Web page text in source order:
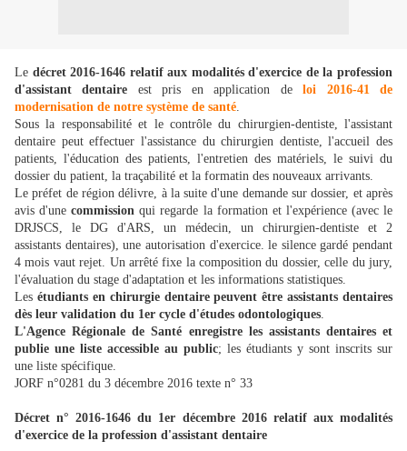
Le décret 2016-1646 relatif aux modalités d'exercice de la profession
d'assistant dentaire est pris en application deloi 2016-41 de
modernisation de notre système de santé.
Sous la responsabilité et le contrôle du chirurgien-dentiste, l'assistant
dentaire peut effectuer l'assistance du chirurgien dentiste, l'accueil des
patients, l'éducation des patients, l'entretien des matériels, le suivi du
dossier du patient, la traçabilité et la formatin des nouveaux arrivants.
Le préfet de région délivre, à la suite d'une demande sur dossier, et après
avis d'unecommissionqui regarde la formation et l'expérience (avec le
DRJSCS, le DG d'ARS, un médecin, un chirurgien-dentiste et 2
assistants dentaires), une autorisation d'exercice. le silence gardé pendant
4 mois vaut rejet. Un arrêté fixe la composition du dossier, celle du jury,
l'évaluation du stage d'adaptation et les informations statistiques.
Les étudiants en chirurgie dentaire peuvent être assistants dentaires
dès leur validation du 1er cycle d'études odontologiques.
L'Agence Régionale de Santé enregistre les assistants dentaires et
publie une liste accessible au public; les étudiants y sont inscrits sur
une liste spécifique.
JORF n°0281 du 3 décembre 2016 texte n° 33
Décret n° 2016-1646 du 1er décembre 2016 relatif aux modalités
d'exercice de la profession d'assistant dentaire